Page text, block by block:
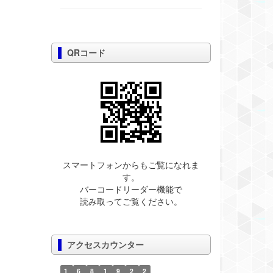
QRコード
スマートフォンからもご覧になれま
す。
バーコードリーダー機能で
読み取ってご覧ください。
アクセスカウンター
1 6 8 1 9 2 2